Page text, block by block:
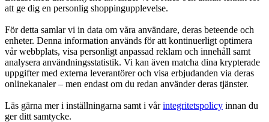
att ge dig en personlig shoppingupplevelse.
För detta samlar vi in data om våra användare, deras beteende och
enheter. Denna information används för att kontinuerligt optimera
vår webbplats, visa personligt anpassad reklam och innehåll samt
analysera användningsstatistik. Vi kan även matcha dina krypterade
uppgifter med externa leverantörer och visa erbjudanden via deras
onlinekanaler – men endast om du redan använder deras tjänster.
Läs gärna mer i inställningarna samt i vårintegritetspolicy innan du
ger ditt samtycke.